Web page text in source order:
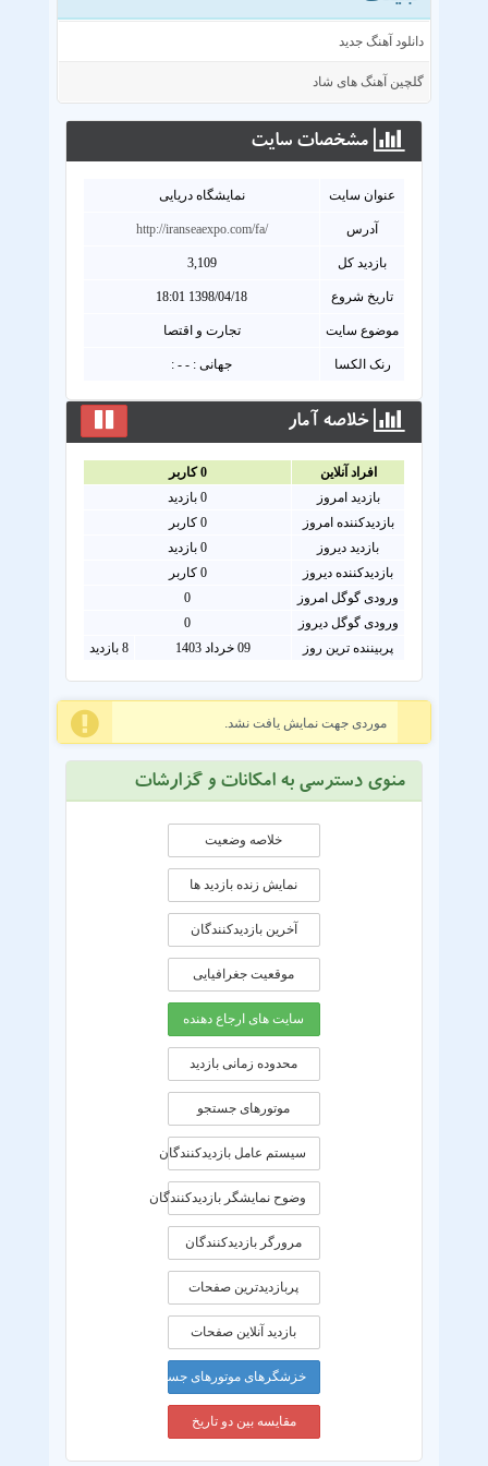
دانلود آهنگ جدید
گلچین آهنگ های شاد
مشخصات سايت
عنوان سايت نمایشگاه دریایی
آدرس http://iranseaexpo.com/fa/
بازدید کل 3,109
تاریخ شروع 1398/04/18 18:01
موضوع سایت تجارت و اقتصا
رنک الکسا جهانی : - - :
خلاصه آمار
افراد آنلاين 0کاربر
بازدید امروز
0بازدید
بازدیدکننده امروز
0 کاربر
بازدید دیروز
0 بازدید
بازدیدکننده دیروز
0 کاربر
ورودی گوگل امروز
0
ورودی گوگل دیروز
0
پربیننده ترین روز
09 خرداد 1403 8 بازدید
موردی جهت نمایش یافت نشد.
منوی دسترسی به امکانات و گزارشات
خلاصه وضعیت
نمایش زنده بازدید ها
آخرین بازدیدکنندگان
موقعيت جغرافيايی
سایت های ارجاع دهنده
محدوده زمانی بازديد
موتورهای جستجو
سیستم عامل بازدیدکنندگان
وضوح نمایشگر بازدیدکنندگان
مرورگر بازدیدکنندگان
پربازدیدترین صفحات
بازدید آنلاین صفحات
خزشگرهای موتورهای جستجو
مقایسه بین دو تاریخ